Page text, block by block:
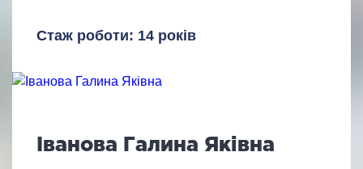
Стаж роботи: 14 років
Іванова Галина Яківна